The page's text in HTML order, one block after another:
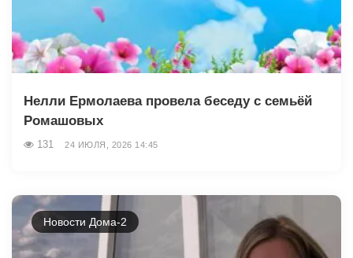
Нелли Ермолаева провела беседу с семьёй
Ромашовых
131 24 ИЮЛЯ, 2026 14:45
Новости Дома-2